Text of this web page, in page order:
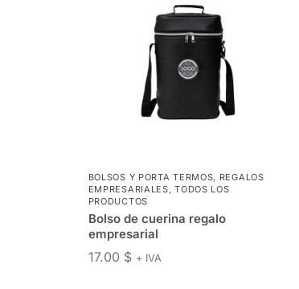
BOLSOS Y PORTA TERMOS, REGALOS
EMPRESARIALES,TODOS LOS
PRODUCTOS
Bolso de cuerina regalo
empresarial
17.00 $ + IVA